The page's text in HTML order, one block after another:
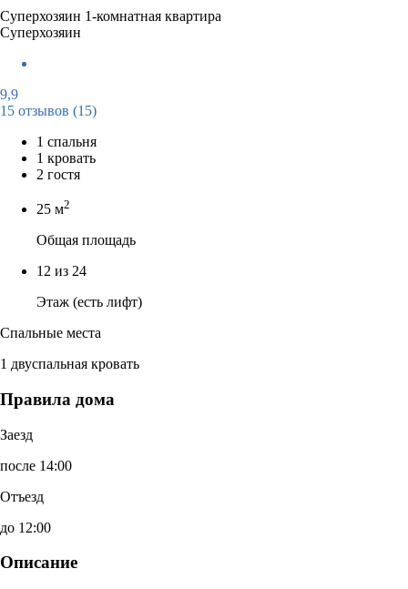
Суперхозяин 1-комнатная квартира
Суперхозяин
9,9
15 отзывов (15)
1 спальня
1 кровать
2 гостя
25 м2
Общая площадь
12 из 24
Этаж (есть лифт)
Спальные места
1 двуспальная кровать
Правила дома
Заезд
после 14:00
Отъезд
до 12:00
Описание